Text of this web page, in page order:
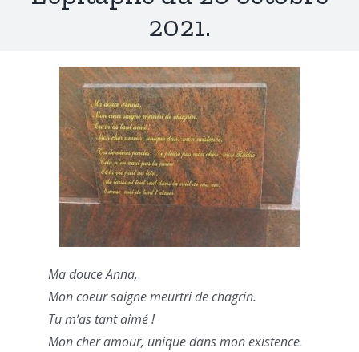
2021.
Ma douce Anna,
Mon coeur saigne meurtri de chagrin.
Tu m’as tant aimé !
Mon cher amour, unique dans mon existence.